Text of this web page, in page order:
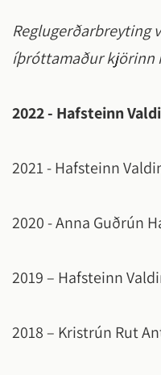
Reglugerðarbreyting
íþróttamaðurkjörinn
2022 - Hafsteinn
2021 - Hafsteinn
2020 - Anna Guðrún
2019 – Hafsteinn
2018 – Kristrún Rut